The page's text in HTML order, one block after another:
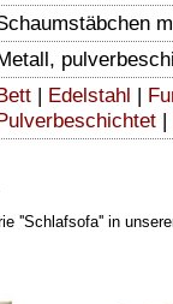
| Edelstahl |
|
''Schlafsofa'' in